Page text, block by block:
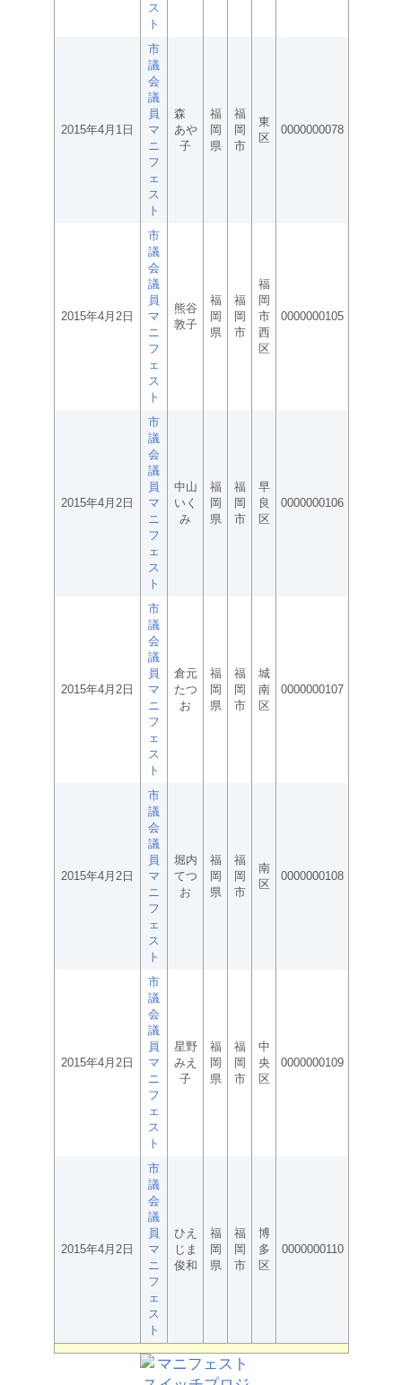
ス
ト
2015年4月1日
市
議
会
議
員
マ
ニ
フ
ェ
ス
ト
森
あや
子
福
岡
県
福
岡
市
東
区
0000000078
2015年4月2日
市
議
会
議
員
マ
ニ
フ
ェ
ス
ト
熊谷
敦子
福
岡
県
福
岡
市
福
岡
市
西
区
0000000105
2015年4月2日
市
議
会
議
員
マ
ニ
フ
ェ
ス
ト
中山
いく
み
福
岡
県
福
岡
市
早
良
区
0000000106
2015年4月2日
市
議
会
議
員
マ
ニ
フ
ェ
ス
ト
倉元
たつ
お
福
岡
県
福
岡
市
城
南
区
0000000107
2015年4月2日
市
議
会
議
員
マ
ニ
フ
ェ
ス
ト
堀内
てつ
お
福
岡
県
福
岡
市
南
区
0000000108
2015年4月2日
市
議
会
議
員
マ
ニ
フ
ェ
ス
ト
星野
みえ
子
福
岡
県
福
岡
市
中
央
区
0000000109
2015年4月2日
市
議
会
議
員
マ
ニ
フ
ェ
ス
ト
ひえ
じま
俊和
福
岡
県
福
岡
市
博
多
区
0000000110